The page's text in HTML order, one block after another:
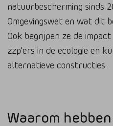
natuurbescherming sinds
Omgevingswet en wat dit
Ook begrijpen ze de
zzp’ers in de ecologie en
alternatieve constructies.
Waarom